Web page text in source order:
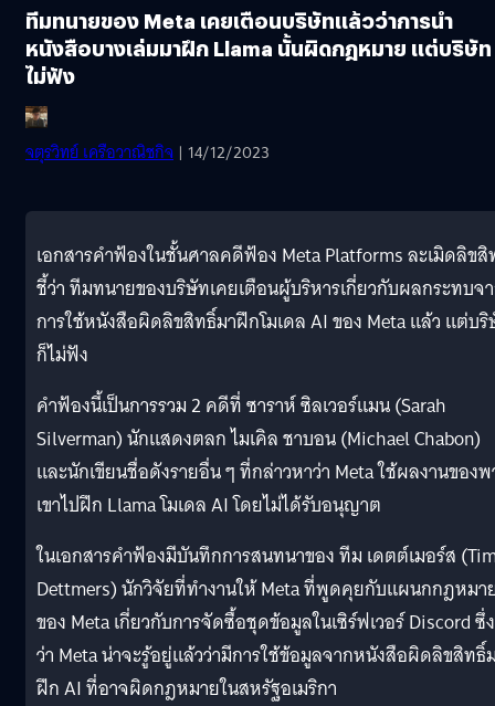
ทีมทนายของ Meta เคยเตือนบริษัทแล้วว่าการนำ
หนังสือบางเล่มมาฝึก Llama นั้นผิดกฎหมาย แต่บริษัท
ไม่ฟัง
จตุรวิทย์ เครือวาณิชกิจ | 14/12/2023
เอกสารคำฟ้องในชั้นศาลคดีฟ้อง Meta Platforms ละเมิดลิข
ชี้ว่า ทีมทนายของบริษัทเคยเตือนผู้บริหารเกี่ยวกับผลกระทบจ
การใช้หนังสือผิดลิขสิทธิ์มาฝึกโมเดล AI ของ Meta แล้ว แต่บ
ก็ไม่ฟัง
คำฟ้องนี้เป็นการรวม 2 คดีที่ ซาราห์ ซิลเวอร์แมน (Sarah
Silverman) นักแสดงตลก ไมเคิล ชาบอน (Michael Chabon)
และนักเขียนชื่อดังรายอื่น ๆ ที่กล่าวหาว่า Meta ใช้ผลงานของ
เขาไปฝึก Llama โมเดล AI โดยไม่ได้รับอนุญาต
ในเอกสารคำฟ้องมีบันทึกการสนทนาของ ทีม เดตต์เมอร์ส
Dettmers) นักวิจัยที่ทำงานให้ Meta ที่พูดคุยกับแผนกกฎหมา
ของ Meta เกี่ยวกับการจัดซื้อชุดข้อมูลในเซิร์ฟเวอร์ Discord ซึ่
ว่า Meta น่าจะรู้อยู่แล้วว่ามีการใช้ข้อมูลจากหนังสือผิดลิขสิทธิ์
ฝึก AI ที่อาจผิดกฎหมายในสหรัฐอเมริกา